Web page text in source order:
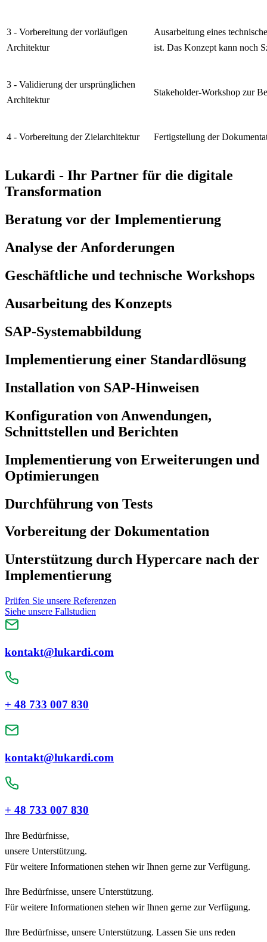
3 - Vorbereitung der vorläufigen
Architektur
Ausarbeitung eines
ist. Das Konzept kann noch
3 - Validierung der ursprünglichen
Architektur
Stakeholder-Workshop zur
4 - Vorbereitung der Zielarchitektur Fertigstellung der
Lukardi - Ihr Partner für die digitale
Transformation
Beratung vor der Implementierung
Analyse der Anforderungen
Geschäftliche und technische Workshops
Ausarbeitung des Konzepts
SAP-Systemabbildung
Implementierung einer Standardlösung
Installation von SAP-Hinweisen
Konfiguration von Anwendungen,
Schnittstellen und Berichten
Implementierung von Erweiterungen und
Optimierungen
Durchführung von Tests
Vorbereitung der Dokumentation
Unterstützung durch Hypercare nach der
Implementierung
Prüfen Sie unsere Referenzen
Siehe unsere Fallstudien
kontakt@lukardi.com
+ 48 733 007 830
kontakt@lukardi.com
+ 48 733 007 830
Ihre Bedürfnisse,
unsere Unterstützung.
Für weitere Informationen stehen wir Ihnen gerne zur Verfügung.
Ihre Bedürfnisse, unsere Unterstützung.
Für weitere Informationen stehen wir Ihnen gerne zur Verfügung.
Ihre Bedürfnisse, unsere Unterstützung. Lassen Sie uns reden